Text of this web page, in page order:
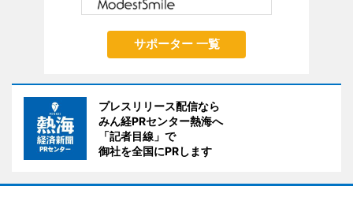
サポーター 一覧
プレスリリース配信なら
みん経PRセンター熱海へ
「記者目線」で
御社を全国にPRします